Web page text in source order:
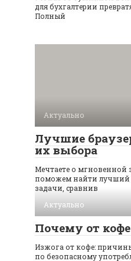
для бухгалтерии
Полный
Актуально
Лучшие
их выбора
Мечтаете о мгновенной
поможем найти лучший
задачи, сравнив
Актуально
Почему от
Изжога от кофе:
по безопасному